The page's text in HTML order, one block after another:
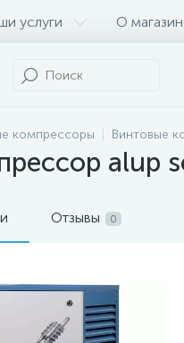
услуги О
компрессоры Винтовые
alup
Отзывы 0